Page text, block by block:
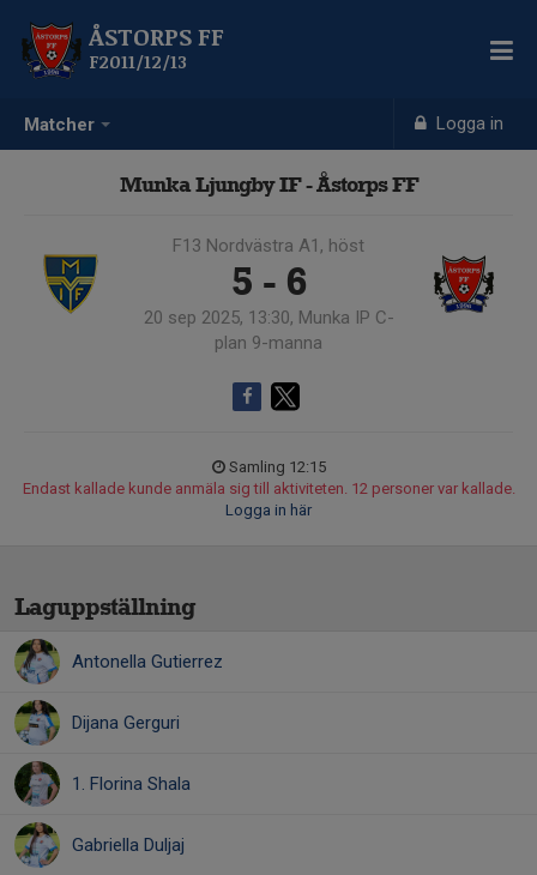
Matcher Logga in
ÅSTORPS FF
F2011/12/13
Munka Ljungby IF - Åstorps FF
F13 Nordvästra A1, höst
5 - 6
20 sep 2025, 13:30, Munka IP C-
plan 9-manna
Samling 12:15
Endast kallade kunde anmäla sig till aktiviteten. 12 personer var kallade.
Logga in här
Laguppställning
Antonella Gutierrez
Dijana Gerguri
1. Florina Shala
Gabriella Duljaj